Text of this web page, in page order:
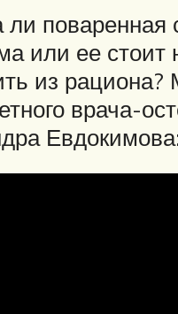
ли поваренная
или ее стоит
из рациона?
врача-
Евдокимова: